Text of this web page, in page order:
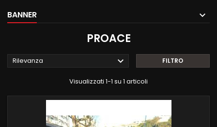
BANNER
PROACE
Rilevanza  FILTRO
Visualizzati 1-1 su 1 articoli